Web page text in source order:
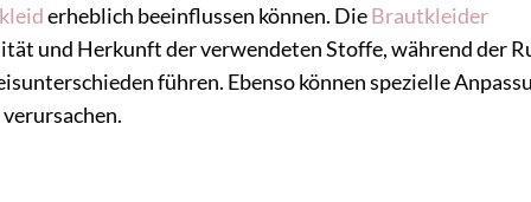
erheblich beeinflussen können. DieBrautkleider
und Herkunft der verwendeten Stoffe, während der
führen. Ebenso können spezielle